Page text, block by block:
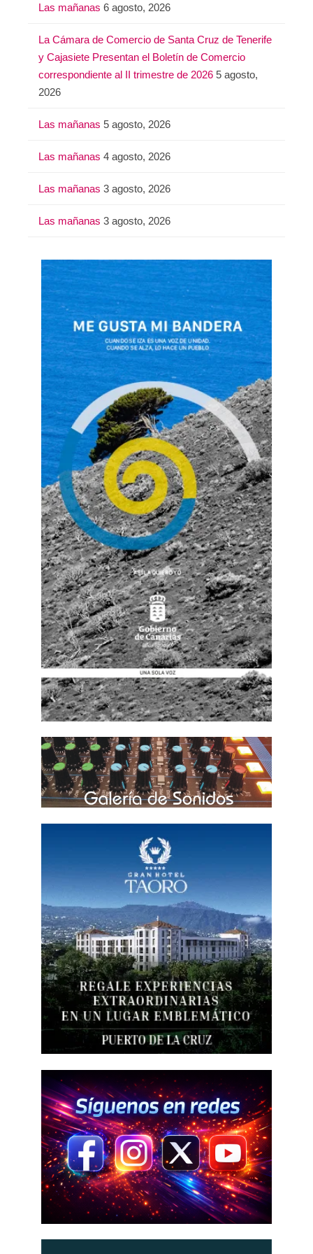
Las mañanas 6 agosto, 2026
La Cámara de Comercio de Santa Cruz de Tenerife
y Cajasiete Presentan el Boletín de Comercio
correspondiente al II trimestre de 2026 5 agosto,
2026
Las mañanas 5 agosto, 2026
Las mañanas 4 agosto, 2026
Las mañanas 3 agosto, 2026
Las mañanas 3 agosto, 2026